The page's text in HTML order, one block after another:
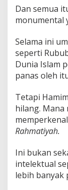
Dan semua
monumental
Selama ini
seperti
Dunia Islam
panas oleh
Tetapi
hilang. Mana
Rahmatiyah.
Ini bukan
intelektual
lebih banyak